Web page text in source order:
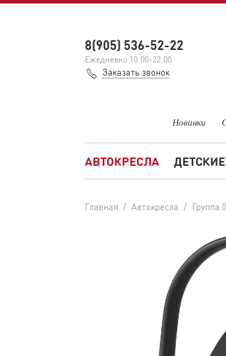
8(905) 536-52-22
Ежедневно 10:00-22:00
Заказать звонок
Новинки
АВТОКРЕСЛА
Главная / Автокресла / Группа